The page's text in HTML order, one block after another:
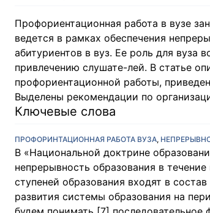
Профориентационная работа в вузе
ведется в рамках обеспечения
абитуриентов в вуз. Ее роль для вуза
привлечению слушате-лей. В статье
профориентационной работы,
Выделены рекомендации по
Ключевые слова
ПРОФОРИНТАЦИОННАЯ РАБОТА ВУЗА,
В «Национальной доктрине
непрерывность образования в
ступеней образования входят в
развития системы образования на